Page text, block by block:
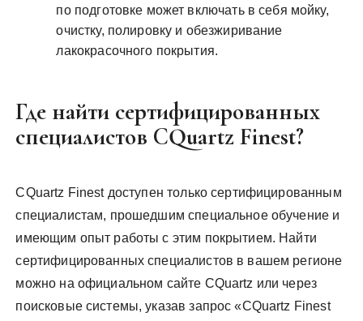
по подготовке может включать в себя мойку,
очистку, полировку и обезжиривание
лакокрасочного покрытия.
Где найти сертифицированных
специалистов CQuartz Finest?
CQuartz Finest доступен только сертифицированным
специалистам, прошедшим специальное обучение и
имеющим опыт работы с этим покрытием. Найти
сертифицированных специалистов в вашем регионе
можно на официальном сайте CQuartz или через
поисковые системы, указав запрос «CQuartz Finest